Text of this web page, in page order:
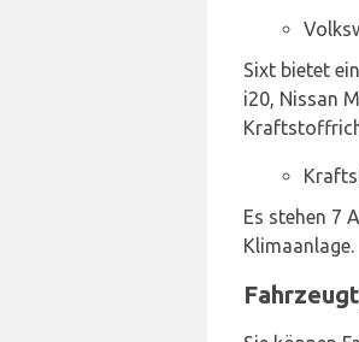
Sixt bietet
i20, Nissan
Es stehen 7
Klimaanlage.